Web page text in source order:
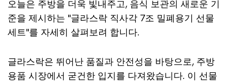
오늘은 주방을 더욱 빛내주고, 음식 보관의 새로운 기
준을 제시하는 "글라스락 직사각 7조 밀폐용기 선물
세트"를 자세히 살펴보려 합니다.
글라스락은 뛰어난 품질과 안전성을 바탕으로, 주방
용품 시장에서 굳건한 입지를 다져왔습니다. 이 선물